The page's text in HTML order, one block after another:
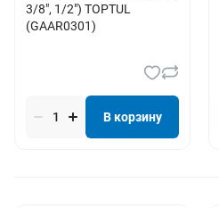
3/8", 1/2") TOPTUL
(GAAR0301)
В корзину